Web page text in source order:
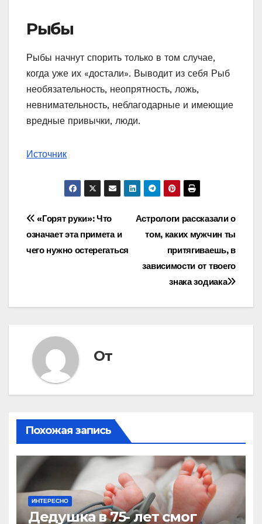
Рыбы
Рыбы начнут спорить только в том случае,
когда уже их «достали». Выводит из себя Рыб
необязательность, неопрятность, ложь,
невнимательность, неблагодарные и имеющие
вредные привычки, люди.
Источник
Навигация
по
Астрологи рассказали о
том, каких мужчин ты
притягиваешь, в
зависимости от твоего
знака зодиака
«Горят руки»: Что
означает эта примета и
чего нужно остерегаться
От
Похожая запись
ИНТЕРЕСНО
Дедушка в 75- лет смог